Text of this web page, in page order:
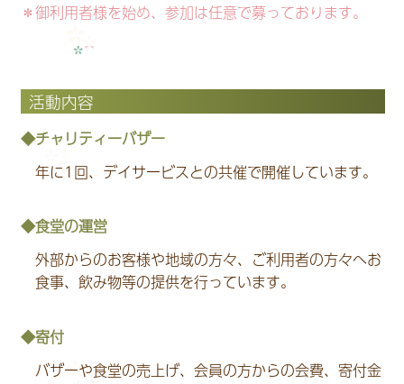
＊御利用者様を始め、参加は任意で募っております。
活動内容
チャリティーバザー
年に1回、デイサービスとの共催で開催しています。
食堂の運営
外部からのお客様や地域の方々、ご利用者の方々へお
食事、飲み物等の提供を行っています。
寄付
バザーや食堂の売上げ、会員の方からの会費、寄付金